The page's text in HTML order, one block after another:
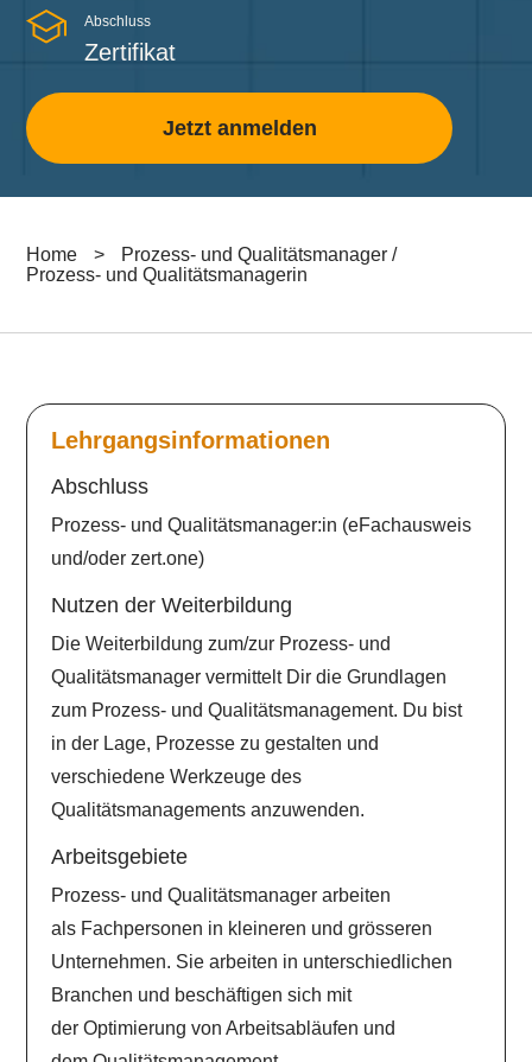
Abschluss
Zertifikat
Jetzt anmelden
Home >
Prozess- und Qualitätsmanager /
Prozess- und Qualitätsmanagerin
Lehrgangsinformationen
Abschluss
Prozess- und Qualitätsmanager:in (eFachausweis
und/oder zert.one)
Nutzen der Weiterbildung
Die Weiterbildung zum/zur Prozess- und
Qualitätsmanager vermittelt Dir die Grundlagen
zum Prozess- und Qualitätsmanagement. Du bist
in der Lage, Prozesse zu gestalten und
verschiedene Werkzeuge des
Qualitätsmanagements anzuwenden.
Arbeitsgebiete
Prozess- und Qualitätsmanager arbeiten
als Fachpersonen in kleineren und grösseren
Unternehmen. Sie arbeiten in unterschiedlichen
Branchen und beschäftigen sich mit
der Optimierung von Arbeitsabläufen und